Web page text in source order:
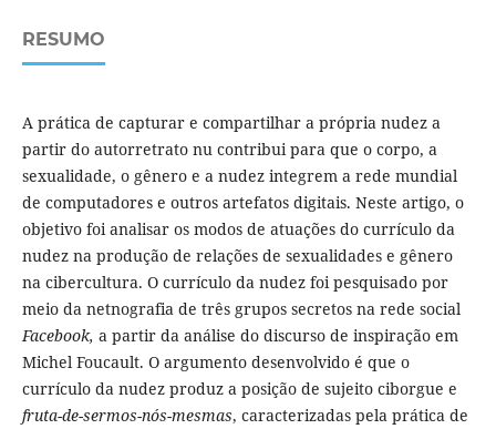
RESUMO
A prática de capturar e compartilhar a própria nudez a
partir do autorretrato nu contribui para que o corpo, a
sexualidade, o gênero e a nudez integrem a rede mundial
de computadores e outros artefatos digitais. Neste artigo, o
objetivo foi analisar os modos de atuações do currículo da
nudez na produção de relações de sexualidades e gênero
na cibercultura. O currículo da nudez foi pesquisado por
meio da netnografia de três grupos secretos na rede social
Facebook, a partir da análise do discurso de inspiração em
Michel Foucault. O argumento desenvolvido é que o
currículo da nudez produz a posição de sujeito ciborgue e
fruta-de-sermos-nós-mesmas, caracterizadas pela prática de